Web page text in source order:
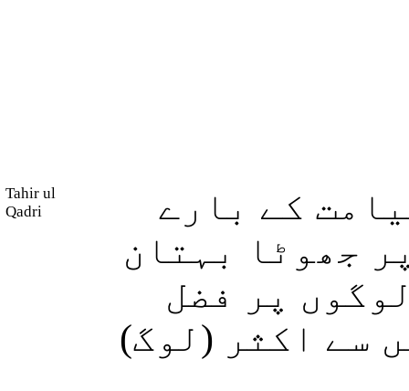
Tahir ul
Qadri
کے بارے
جھوٹا بہتان
پر فضل
سے اکثر (لوگ)